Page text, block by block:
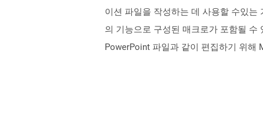
이션 파일을 작성하는 데 사용할 수있는
의 기능으로 구성된 매크로가 포함될 수
PowerPoint 파일과 같이 편집하기 위